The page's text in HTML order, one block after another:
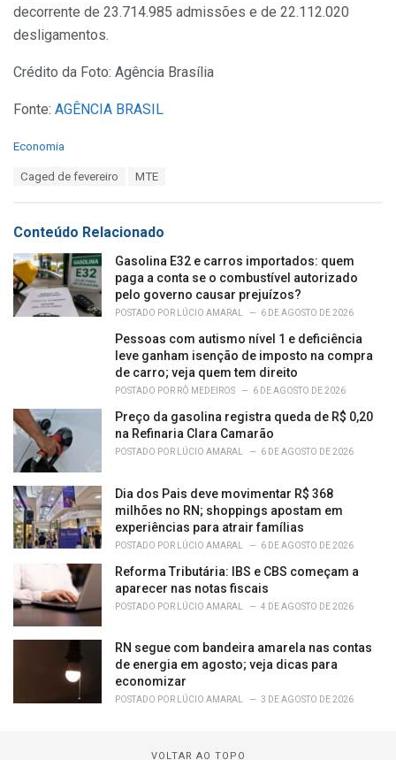
decorrente de 23.714.985 admissões e de 22.112.020
desligamentos.
Crédito da Foto: Agência Brasília
Fonte: AGÊNCIA BRASIL
C
o
r
i
e
s
:
Economia
:
Caged de fevereiro MTE
Conteúdo Relacionado
Gasolina E32 e carros importados: quem
paga a conta se o combustível autorizado
pelo governo causar prejuízos?
POSTADO POR LÚCIO AMARAL 6 DE AGOSTO DE 2026
Pessoas com autismo nível 1 e deficiência
leve ganham isenção de imposto na compra
de carro; veja quem tem direito
POSTADO POR RÔ MEDEIROS 6 DE AGOSTO DE 2026
Preço da gasolina registra queda de R$ 0,20
na Refinaria Clara Camarão
POSTADO POR LÚCIO AMARAL 6 DE AGOSTO DE 2026
Dia dos Pais deve movimentar R$ 368
milhões no RN; shoppings apostam em
experiências para atrair famílias
POSTADO POR LÚCIO AMARAL 6 DE AGOSTO DE 2026
Reforma Tributária: IBS e CBS começam a
aparecer nas notas fiscais
POSTADO POR LÚCIO AMARAL 4 DE AGOSTO DE 2026
RN segue com bandeira amarela nas contas
de energia em agosto; veja dicas para
economizar
POSTADO POR LÚCIO AMARAL 3 DE AGOSTO DE 2026
VOLTAR AO TOPO